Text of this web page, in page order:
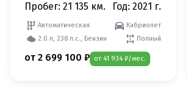
Пробег: 21 135 км. Год: 2021 г.
Автоматическая
Кабриолет
2.0 л, 238 л.с., Бензин
Полный
от 2 699 100 ₽ от 41 934 ₽/мес.